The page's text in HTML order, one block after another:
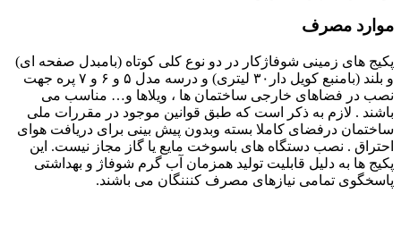
موارد مصرف
پکیج های زمینی شوفاژکار در دو نوع کلی کوتاه (بامبدل صفحه ای)
و بلند (بامنبع کویل دار۳۰ لیتری) و درسه مدل ۵ و ۶ و ۷ پره جهت
نصب در فضاهای خارجی ساختمان ها ، ویلاها و… مناسب می
باشند . لازم به ذکر است که طبق قوانین موجود در مقررات ملی
ساختمان درفضای کاملا بسته وبدون پیش بینی برای دریافت هوای
احتراق . نصب دستگاه های باسوخت مایع یا گاز مجاز نیست. این
پکیج ها به دلیل قابلیت تولید همزمان آب گرم شوفاژ و بهداشتی
پاسخگوی تمامی نیازهای مصرف کنننگان می باشند.